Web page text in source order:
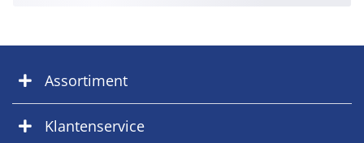
Assortiment
Klantenservice